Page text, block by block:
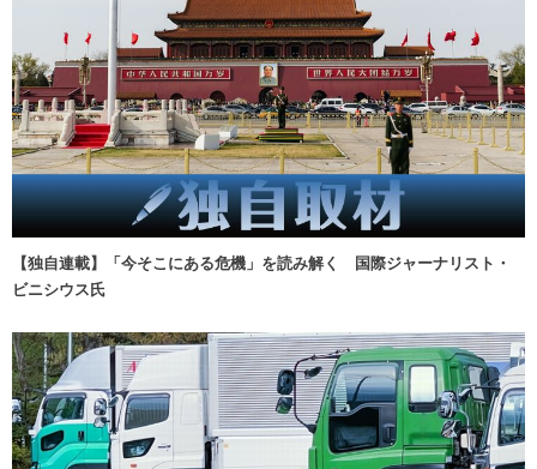
【独自連載】「今そこにある危機」を読み解く 国際ジャーナリスト・
ビニシウス氏